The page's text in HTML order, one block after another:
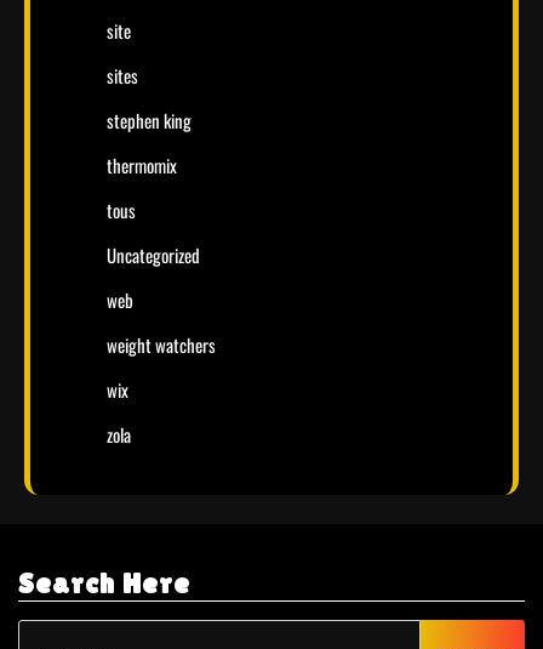
site
sites
stephen king
thermomix
tous
Uncategorized
web
weight watchers
wix
zola
Search Here
Rechercher :